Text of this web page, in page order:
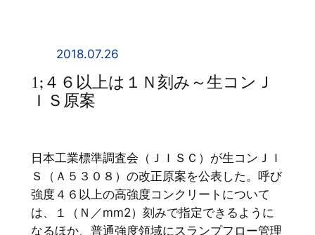
2018.07.26
1;４６以上は１Ｎ刻み～生コンＪ
ＩＳ原案
日本工業標準調査会（ＪＩＳＣ）が生コンＪＩ
Ｓ（Ａ５３０８）の改正原案を公表した。呼び
強度４６以上の高強度コンクリートについて
は、１（Ｎ／mm2）刻みで指定できるように
なるほか、普通強度領域にスランプフロー管理